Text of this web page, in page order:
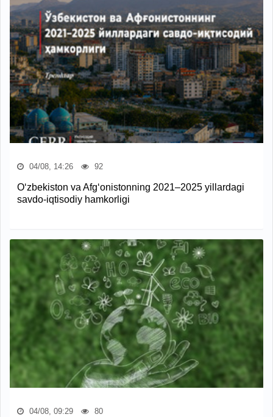
04/08, 14:26 92
O‘zbekiston va Afg‘onistonning 2021–2025 yillardagi
savdo-iqtisodiy hamkorligi
04/08, 09:29 80